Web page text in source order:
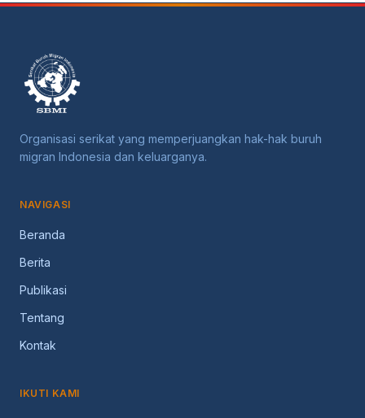
kerja pak
Organisasi serikat yang memperjuangkan hak-hak buruh
migran Indonesia dan keluarganya.
NAVIGASI
Beranda
Berita
Publikasi
Tentang
Kontak
IKUTI KAMI